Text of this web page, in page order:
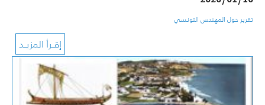
تقرير حول المهندس التونسي